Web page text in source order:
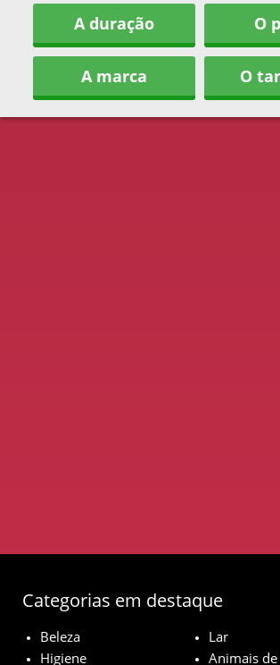
A duração O
A marca O
Categorias em destaque
Beleza
Lar
Higiene
Animais de